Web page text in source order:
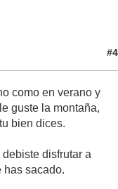
#4
como en verano y
guste la montaña,
bien dices.
debiste disfrutar a
has sacado.